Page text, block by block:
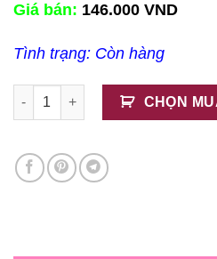
Giá bán: 146.000 VND
Tình trạng: Còn hàng
Cá Hồi Viên Malaysia số lượng
CHỌN